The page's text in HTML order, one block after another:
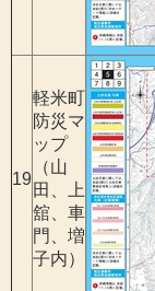
19
軽米町
防災マ
ップ
（山
田、上
舘、車
門、増
子内）